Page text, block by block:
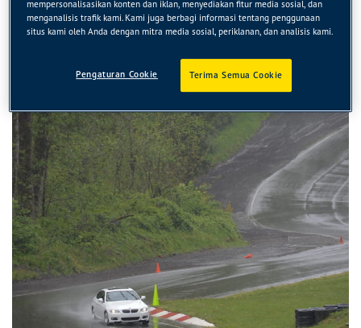
mempersonalisasikan konten dan iklan, menyediakan fitur media sosial, dan
menganalisis trafik kami. Kami juga berbagi informasi tentang penggunaan
situs kami oleh Anda dengan mitra media sosial, periklanan, dan analisis kami.
Terima Semua Cookie
Pengaturan Cookie